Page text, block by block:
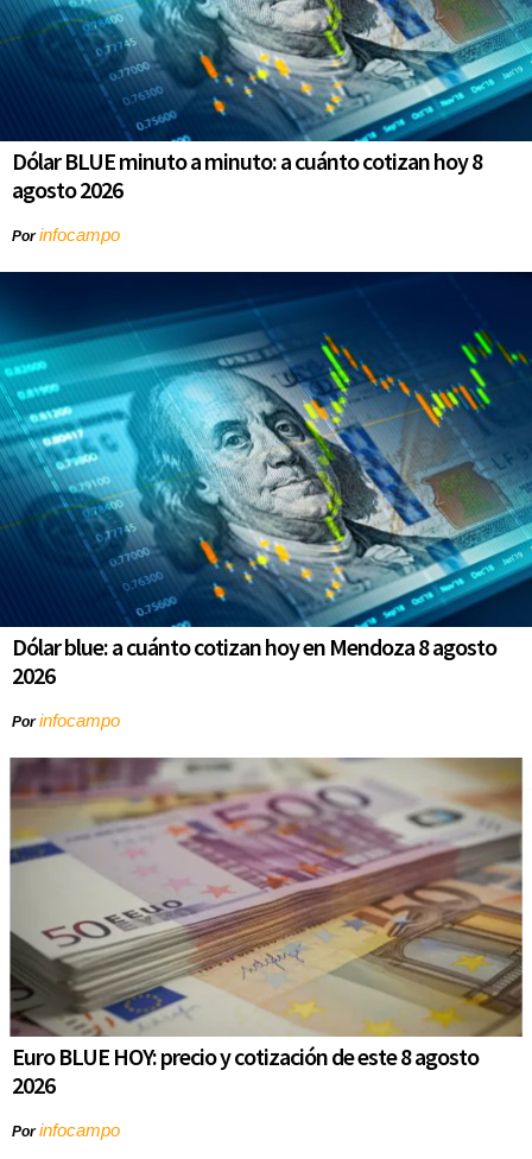
Dólar BLUE minuto a minuto: a cuánto cotizan hoy 8
agosto 2026
Porinfocampo
Dólar blue: a cuánto cotizan hoy en Mendoza 8 agosto
2026
Porinfocampo
Euro BLUE HOY: precio y cotización de este 8 agosto
2026
Porinfocampo